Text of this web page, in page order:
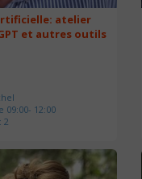
atelier
et autres outils
09:00- 12:00
2